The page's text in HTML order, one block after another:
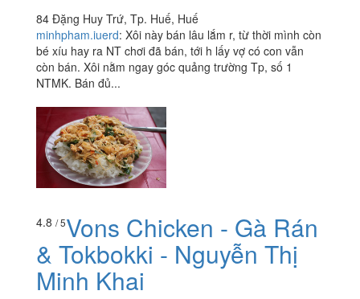
84 Đặng Huy Trứ, Tp. Huế, Huế
minhpham.iuerd: Xôi này bán lâu lắm r, từ thời mình còn
bé xíu hay ra NT chơi đã bán, tới h lấy vợ có con vẫn
còn bán. Xôi nằm ngay góc quảng trường Tp, số 1
NTMK. Bán đủ...
4.8 / 5Vons Chicken - Gà Rán
& Tokbokki - Nguyễn Thị
Minh Khai